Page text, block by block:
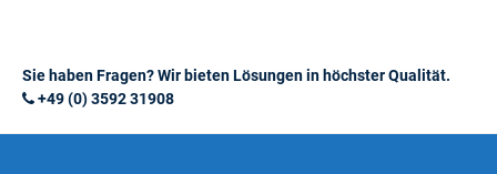
Sie haben Fragen? Wir bieten Lösungen in höchster Qualität.
+49 (0) 3592 31908